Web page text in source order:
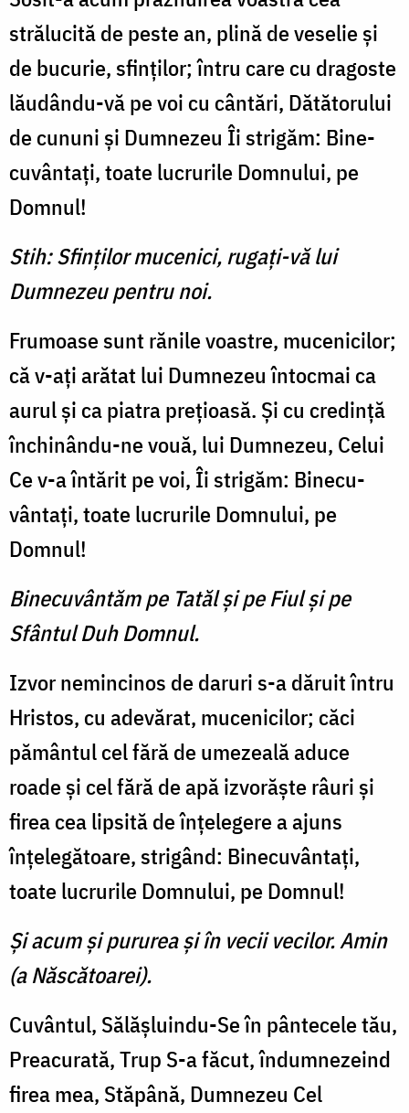
strălucită de peste an, plină de veselie şi
de bucurie, sfinţilor; întru care cu dragoste
lăudându-vă pe voi cu cântări, Dătătorului
de cununi şi Dumnezeu Îi strigăm: Bine­
cuvântaţi, toate lucrurile Dom­nului, pe
Domnul!
Stih: Sfinţilor mucenici, rugaţi-vă lui
Dumnezeu pentru noi.
Frumoase sunt rănile voas­tre, mucenicilor;
că v-aţi arătat lui Dumnezeu întocmai ca
au­rul şi ca piatra preţioasă. Şi cu credinţă
închinându-ne vouă, lui Dumnezeu, Celui
Ce v-a în­tărit pe voi, Îi strigăm: Binecu­
vântaţi, toate lucrurile Domnu­lui, pe
Domnul!
Binecuvântăm pe Tatăl şi pe Fiul şi pe
Sfântul Duh Domnul.
Izvor nemincinos de daruri s-a dăruit întru
Hristos, cu ade­vărat, mucenicilor; căci
pămân­tul cel fără de umezeală aduce
roade şi cel fără de apă izvorăşte râuri şi
firea cea lipsită de înţe­legere a ajuns
înţelegătoare, strigând: Binecuvântaţi,
toate lucrurile Domnului, pe Domnul!
Şi acum şi pururea şi în vecii vecilor. Amin
(a Născătoarei).
Cuvântul, Sălăşluindu-Se în pântecele tău,
Preacurată, Trup S-a făcut, îndumnezeind
firea mea, Stăpână, Dumnezeu Cel